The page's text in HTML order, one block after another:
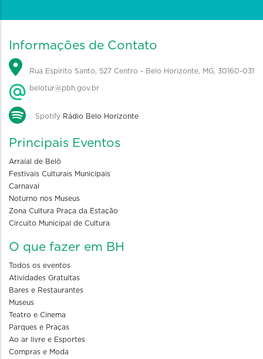
Informações de Contato
Rua Espírito Santo, 527 Centro - Belo Horizonte, MG, 30160-031
belotur@pbh.gov.br
Spotify Rádio Belo Horizonte
Principais Eventos
Arraial de Belô
Festivais Culturais Municipais
Carnaval
Noturno nos Museus
Zona Cultura Praça da Estação
Circuito Municipal de Cultura
O que fazer em BH
Todos os eventos
Atividades Gratuitas
Bares e Restaurantes
Museus
Teatro e Cinema
Parques e Praças
Ao ar livre e Esportes
Compras e Moda